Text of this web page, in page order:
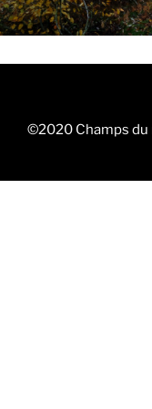
©2020 Champs du